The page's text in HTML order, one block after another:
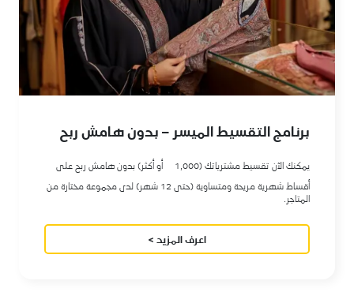
برنامج التقسيط الميسر – بدون هامش ربح
يمكنك الآن تقسيط مشترياتك (1,000
أو أكثر) بدون هامش ربح على
أقساط شهرية مريحة ومتساوية (حتى 12 شهر) لدى مجموعة مختارة من
المتاجر.
اعرف المزيد >